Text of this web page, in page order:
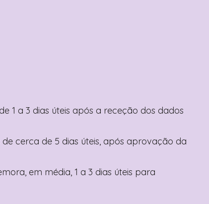
1 a 3 dias úteis após a receção dos dados
cerca de 5 dias úteis, após aprovação da
em média, 1 a 3 dias úteis para